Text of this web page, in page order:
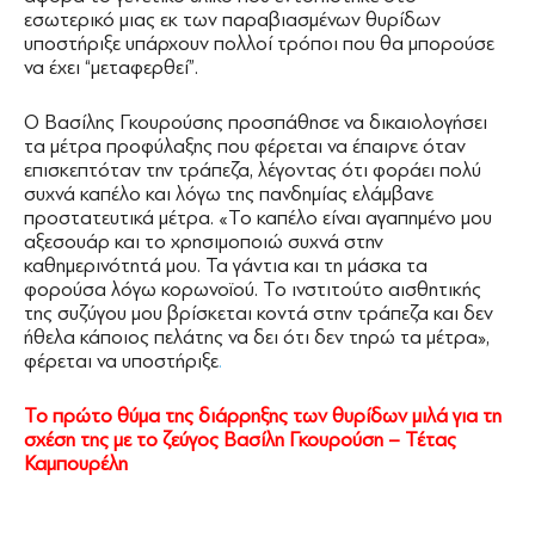
εσωτερικό μιας εκ των παραβιασμένων θυρίδων
υποστήριξε υπάρχουν πολλοί τρόποι που θα μπορούσε
να έχει “μεταφερθεί”.
Ο Βασίλης Γκουρούσης προσπάθησε να δικαιολογήσει
τα μέτρα προφύλαξης που φέρεται να έπαιρνε όταν
επισκεπτόταν την τράπεζα, λέγοντας ότι φοράει πολύ
συχνά καπέλο και λόγω της πανδημίας ελάμβανε
προστατευτικά μέτρα. «Το καπέλο είναι αγαπημένο μου
αξεσουάρ και το χρησιμοποιώ συχνά στην
καθημερινότητά μου. Τα γάντια και τη μάσκα τα
φορούσα λόγω κορωνοϊού. Το ινστιτούτο αισθητικής
της συζύγου μου βρίσκεται κοντά στην τράπεζα και δεν
ήθελα κάποιος πελάτης να δει ότι δεν τηρώ τα μέτρα»,
φέρεται να υποστήριξε.
Το πρώτο θύμα της διάρρηξης των θυρίδων μιλά για τη
σχέση της με το ζεύγος Βασίλη Γκουρούση – Τέτας
Καμπουρέλη